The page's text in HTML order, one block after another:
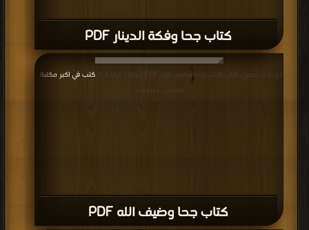
كتاب جحا وفكة الدينار PDF
كتاب جحا وضيف الله PDF
قراءة و تحميل كتاب كتاب جحا وضيف الله PDF مجانا | مكتبة > كتب في اكبر مكتبة
التحميل : مرة/مرات